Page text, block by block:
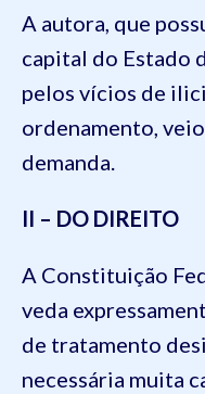
A autora, que
capital do Estado
pelos vícios de
ordenamento,
demanda.
II – DO DIREITO
A Constituição
veda
de tratamento
necessária muita